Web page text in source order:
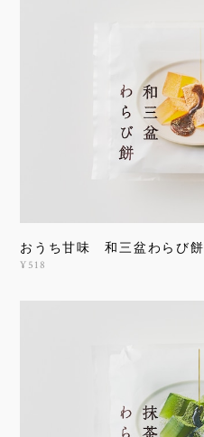
おうち甘味 和三盆わらび餅
¥518